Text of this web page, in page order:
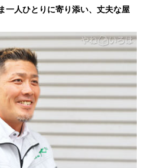
一人ひとりに寄り添い、丈夫な屋